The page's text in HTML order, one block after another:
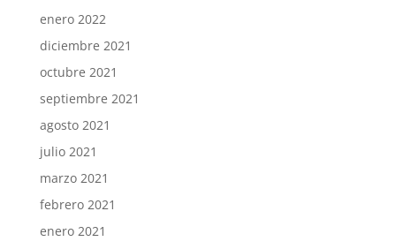
enero 2022
diciembre 2021
octubre 2021
septiembre 2021
agosto 2021
julio 2021
marzo 2021
febrero 2021
enero 2021